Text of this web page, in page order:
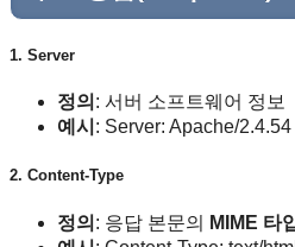
1. Server
정의 : 서버 소프트웨어 정보
예시 : Server: Apache/
2. Content-Type
정의 : 응답 본문의 MIME 타